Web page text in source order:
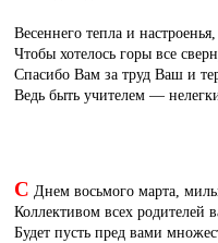
Весеннего тепла и настроенья,
Чтобы хотелось горы все
Спасибо Вам за труд Ваш и
Ведь быть учителем —
С Днем восьмого марта,
Коллективом всех родителей
Будет пусть пред вами